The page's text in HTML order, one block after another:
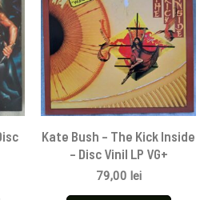
Kate Bush – The Kick Inside
– Disc Vinil LP VG+
79,00 lei